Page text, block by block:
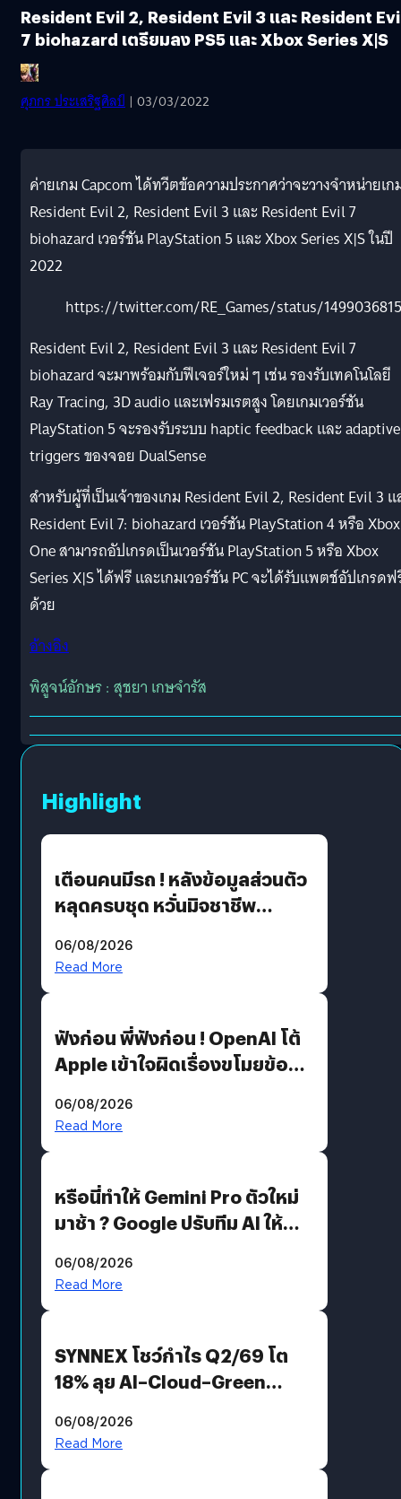
Resident Evil 2, Resident Evil 3 และ Resident
7 biohazard เตรียมลง PS5 และ Xbox Series X|S
ศุภกร ประเสริฐศิลป์ | 03/03/2022
ค่ายเกม Capcom ได้ทวีตข้อความประกาศว่าจะวางจำหน่ายเก
Resident Evil 2, Resident Evil 3 และ Resident Evil 7
biohazard เวอร์ชัน PlayStation 5 และ Xbox Series X|S ในปี
2022
https://twitter.com/RE_Games/status/
Resident Evil 2, Resident Evil 3 และ Resident Evil 7
biohazard จะมาพร้อมกับฟีเจอร์ใหม่ ๆ เช่น รองรับเทคโนโลยี
Ray Tracing, 3D audio และเฟรมเรตสูง โดยเกมเวอร์ชัน
PlayStation 5 จะรองรับระบบ haptic feedback และ adaptive
triggers ของจอย DualSense
สำหรับผู้ที่เป็นเจ้าของเกม Resident Evil 2, Resident Evil 3
Resident Evil 7: biohazard เวอร์ชัน PlayStation 4 หรือ Xbox
One สามารถอัปเกรดเป็นเวอร์ชัน PlayStation 5 หรือ Xbox
Series X|S ได้ฟรี และเกมเวอร์ชัน PC จะได้รับแพตช์อัปเกรด
ด้วย
อ้างอิง
พิสูจน์อักษร : สุชยา เกษจำรัส
Highlight
เตือนคนมีรถ ! หลังข้อมูลส่วนตัว
หลุดครบชุด หวั่นมิจชาชีพ
รหัสผ่านหลุด ไม่ใช่แฮ็กเกอร์
06/08/2026
Read More
ฟังก่อน พี่ฟังก่อน ! OpenAI โต้
Apple เข้าใจผิดเรื่องขโมยข้อมูล
06/08/2026
Read More
หรือนี่ทำให้ Gemini Pro ตัวใหม่
มาช้า ? Google ปรับทีม AI ให้
AGI
06/08/2026
Read More
SYNNEX โชว์กำไร Q2/69 โต
18% ลุย AI–Cloud–Green
Revenue เร่งเครื่อง New
06/08/2026
Read More